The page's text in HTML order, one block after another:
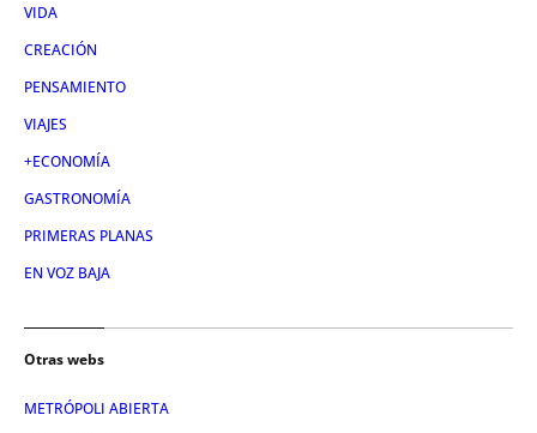
VIDA
CREACIÓN
PENSAMIENTO
VIAJES
+ECONOMÍA
GASTRONOMÍA
PRIMERAS PLANAS
EN VOZ BAJA
Otras webs
METRÓPOLI ABIERTA